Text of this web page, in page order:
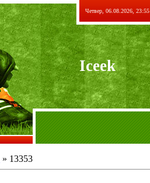
Четвер, 06.08.2026, 23:55
Iceek
» 13353